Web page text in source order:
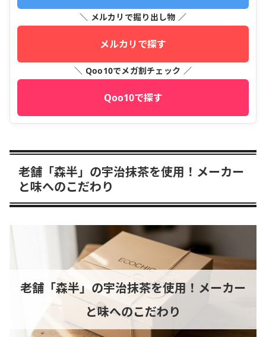
＼ メルカリで掘り出し物 ／
メルカリで探す
＼ Qoo10でメガ割チェック ／
Qoo10で探す
老舗「森半」の宇治抹茶を使用！メーカー
と味へのこだわり
老舗「森半」の宇治抹茶を使用！メーカー
と味へのこだわり